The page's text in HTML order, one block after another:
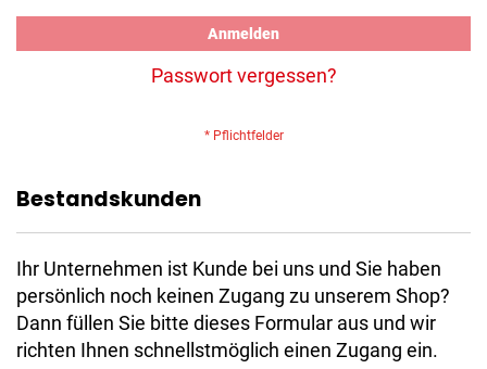
Anmelden
Passwort vergessen?
Bestandskunden
Ihr Unternehmen ist Kunde bei uns und Sie haben
persönlich noch keinen Zugang zu unserem Shop?
Dann füllen Sie bitte dieses Formular aus und wir
richten Ihnen schnellstmöglich einen Zugang ein.